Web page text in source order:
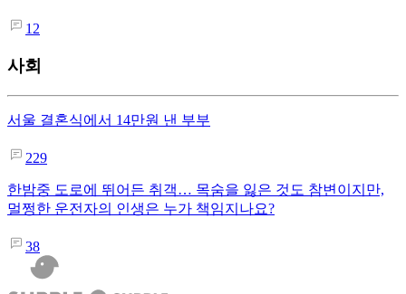
12
사회
서울 결혼식에서 14만원 낸 부부
229
한밤중 도로에 뛰어든 취객… 목숨을 잃은 것도 참변이지만,
멀쩡한 운전자의 인생은 누가 책임지나요?
38